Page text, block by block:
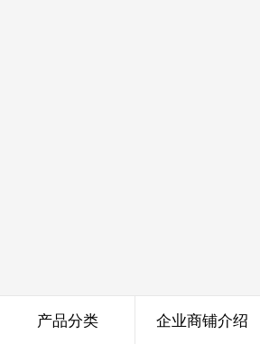
产品分类 企业商铺介绍